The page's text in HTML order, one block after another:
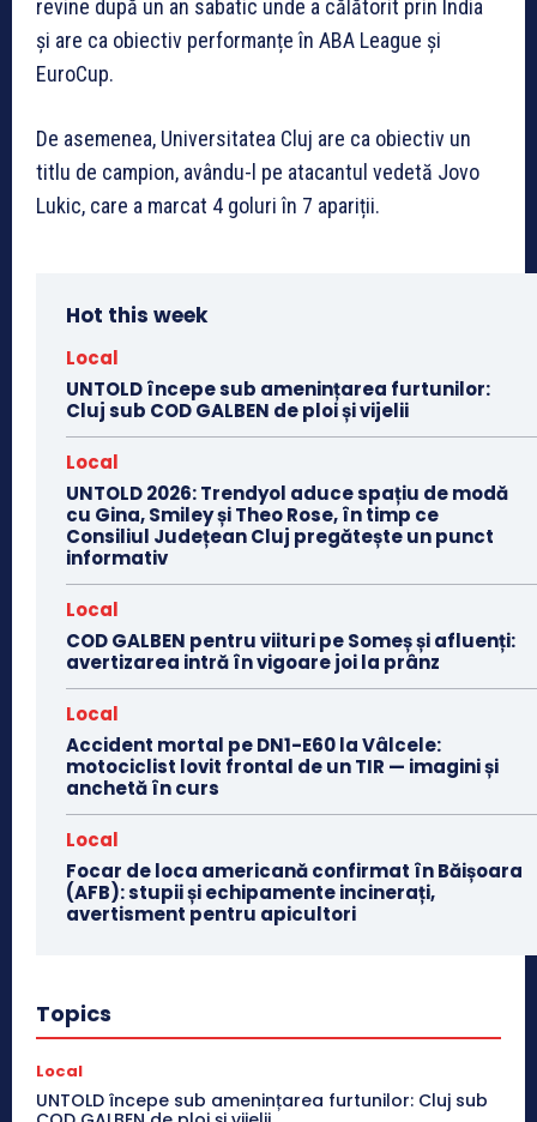
revine după un an sabatic unde a călătorit prin India
și are ca obiectiv performanțe în ABA League și
EuroCup.
De asemenea, Universitatea Cluj are ca obiectiv un
titlu de campion, avându-l pe atacantul vedetă Jovo
Lukic, care a marcat 4 goluri în 7 apariții.
Hot this week
Local
UNTOLD începe sub amenințarea furtunilor:
Cluj sub COD GALBEN de ploi și vijelii
Local
UNTOLD 2026: Trendyol aduce spațiu de modă
cu Gina, Smiley și Theo Rose, în timp ce
Consiliul Județean Cluj pregătește un punct
informativ
Local
COD GALBEN pentru viituri pe Someș și afluenți:
avertizarea intră în vigoare joi la prânz
Local
Accident mortal pe DN1-E60 la Vâlcele:
motociclist lovit frontal de un TIR — imagini și
anchetă în curs
Local
Focar de loca americană confirmat în Băișoara
(AFB): stupii și echipamente incinerați,
avertisment pentru apicultori
Topics
Local
UNTOLD începe sub amenințarea furtunilor: Cluj sub